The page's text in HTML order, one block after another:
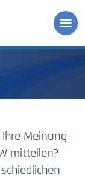
Ihre Meinung
mitteilen?